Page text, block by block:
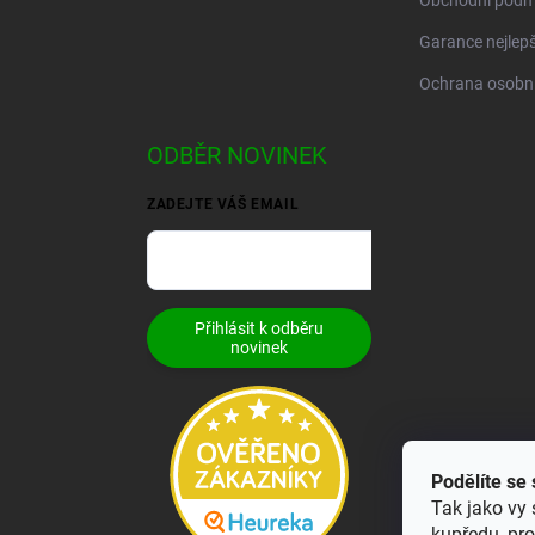
Podělíte se
Tak jako vy
Garance
Ochrana
ODBĚR NOVINEK
ZADEJTE VÁŠ EMAIL
Přihlásit k odběru
novinek